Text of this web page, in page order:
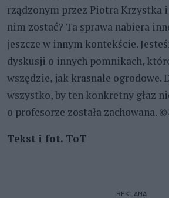
rządzonym przez Piotra Krzystka i
nim zostać? Ta sprawa nabiera
jeszcze w innym kontekście.
dyskusji o innych pomnikach,
wszędzie, jak krasnale ogrodowe.
wszystko, by ten konkretny głaz
o profesorze została zachowana.
Tekst i fot. ToT
REKLAMA